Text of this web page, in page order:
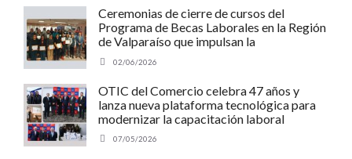
Ceremonias de cierre de cursos del
Programa de Becas Laborales en la Región
de Valparaíso que impulsan la
empleabilidad y el desarrollo regional.
02/06/2026
OTIC del Comercio celebra 47 años y
lanza nueva plataforma tecnológica para
modernizar la capacitación laboral
07/05/2026